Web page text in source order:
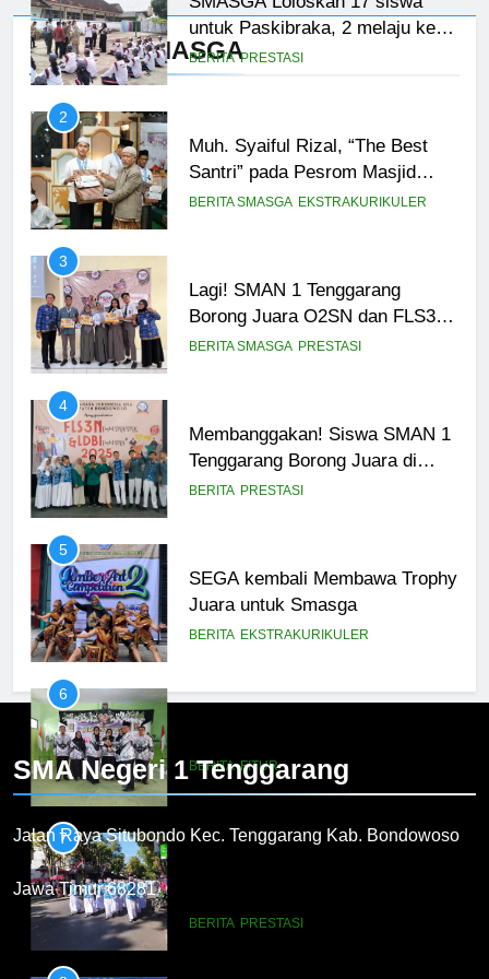
Prestasi SMASGA
untuk Paskibraka, 2 melaju ke
Tingkat Provinsi
BERITA PRESTASI
2
Muh. Syaiful Rizal, “The Best
Santri” pada Pesrom Masjid
Agung At-Taqwa Angkatan 45
BERITA SMASGA EKSTRAKURIKULER
3
Lagi! SMAN 1 Tenggarang
Borong Juara O2SN dan FLS3N
Seni 2025
BERITA SMASGA PRESTASI
4
Membanggakan! Siswa SMAN 1
Tenggarang Borong Juara di
Ajang FLS3N dan LDBI
BERITA PRESTASI
5
SEGA kembali Membawa Trophy
Juara untuk Smasga
BERITA EKSTRAKURIKULER
6
BERITA FITUR
7
BERITA PRESTASI
SMA Negeri 1Tenggarang
Jalan Raya Situbondo Kec. Tenggarang Kab. Bondowoso
Jawa Timur 68281